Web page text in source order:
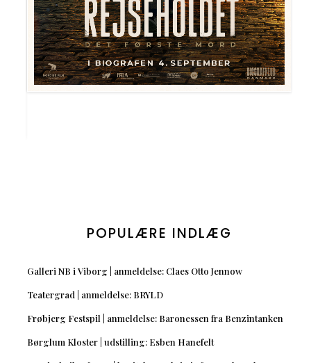
POPULÆRE INDLÆG
Galleri NB i Viborg | anmeldelse: Claes Otto Jennow
Teatergrad | anmeldelse: BRYLD
Frøbjerg Festspil | anmeldelse: Baronessen fra Benzintanken
Børglum Kloster | udstilling: Esben Hanefelt